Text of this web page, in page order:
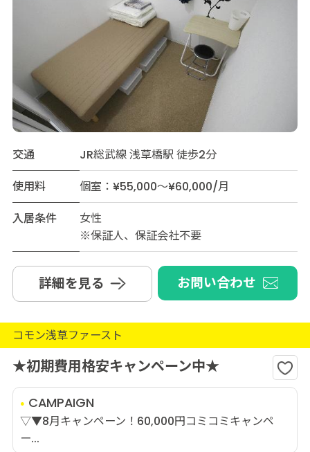
交通
JR総武線 浅草橋駅 徒歩2分
使用料
個室：¥55,000～¥60,000/月
入居条件
女性
※保証人、保証会社不要
詳細を見る お問い合わせ
コモン浅草ファースト
★初期費用格安キャンペーン中★
CAMPAIGN
▽▼8月キャンペーン！60,000円コミコミキャンペ
ー...